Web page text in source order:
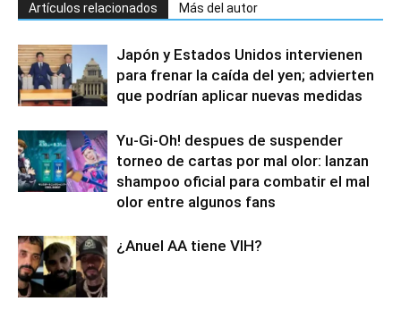
Artículos relacionados Más del autor
Japón y Estados Unidos intervienen
para frenar la caída del yen; advierten
que podrían aplicar nuevas medidas
Yu-Gi-Oh! despues de suspender
torneo de cartas por mal olor: lanzan
shampoo oficial para combatir el mal
olor entre algunos fans
¿Anuel AA tiene VIH?